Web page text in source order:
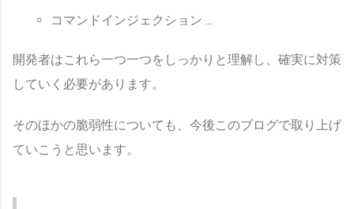
コマンドインジェクション ...
開発者はこれら一つ一つをしっかりと理解し、確実に対策
していく必要があります。
そのほかの脆弱性についても、今後このブログで取り上げ
ていこうと思います。